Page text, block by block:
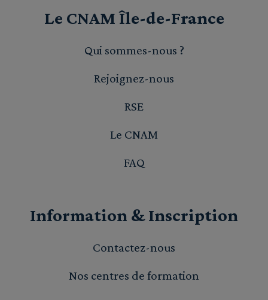
Le CNAM Île-de-France
Qui sommes-nous ?
Rejoignez-nous
RSE
Le CNAM
FAQ
Information & Inscription
Contactez-nous
Nos centres de formation